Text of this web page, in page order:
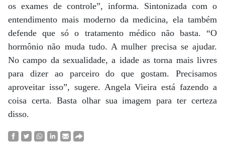
os exames de controle”, informa. Sintonizada com o
entendimento mais moderno da medicina, ela também
defende que só o tratamento médico não basta. “O
hormônio não muda tudo. A mulher precisa se ajudar.
No campo da sexualidade, a idade as torna mais livres
para dizer ao parceiro do que gostam. Precisamos
aproveitar isso”, sugere. Angela Vieira está fazendo a
coisa certa. Basta olhar sua imagem para ter certeza
disso.